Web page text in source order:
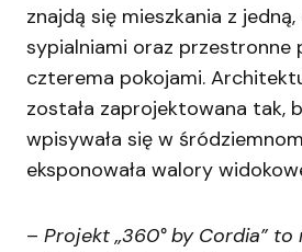
znajdą się mieszkania z
sypialniami oraz przestronne
czterema pokojami.
została zaprojektowana tak,
wpisywała się w
eksponowała walory
– Projekt „360° by Cordia”